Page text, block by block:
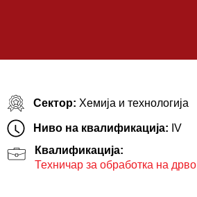
Сектор: Хемија и технологија
Ниво на квалификација: IV
Квалификација:
Техничар за обработка на дрво